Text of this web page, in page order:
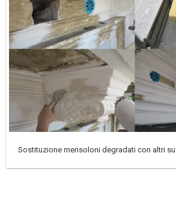
Sostituzione mensoloni degradati con altri